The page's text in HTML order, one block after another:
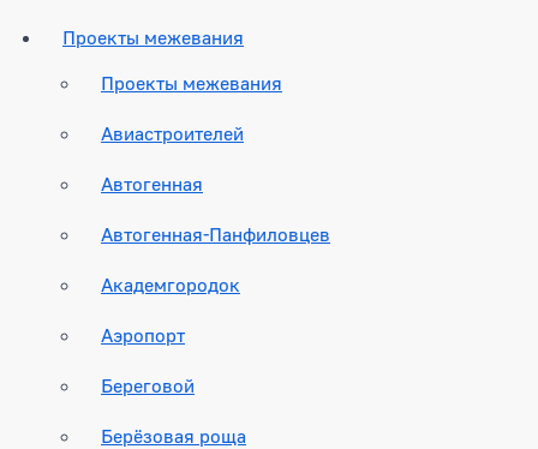
Проекты межевания
Проекты межевания
Авиастроителей
Автогенная
Автогенная-Панфиловцев
Академгородок
Аэропорт
Береговой
Берёзовая роща